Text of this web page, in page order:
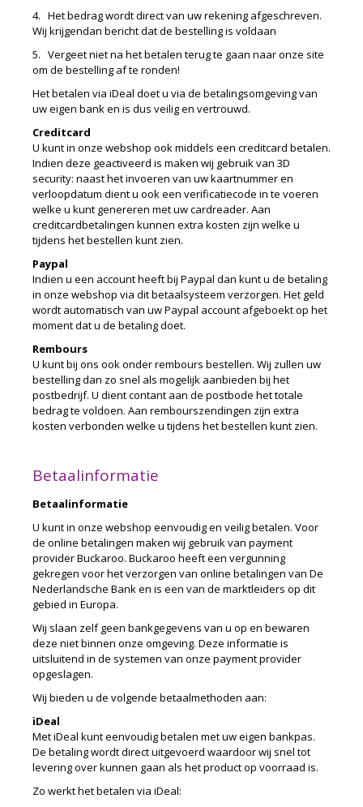
4. Het bedrag wordt direct van uw rekening afgeschreven.
Wij krijgendan bericht dat de bestelling is voldaan
5. Vergeet niet na het betalen terug te gaan naar onze site
om de bestelling af te ronden!
Het betalen via iDeal doet u via de betalingsomgeving van
uw eigen bank en is dus veilig en vertrouwd.
Creditcard
U kunt in onze webshop ook middels een creditcard betalen.
Indien deze geactiveerd is maken wij gebruik van 3D
security: naast het invoeren van uw kaartnummer en
verloopdatum dient u ook een verificatiecode in te voeren
welke u kunt genereren met uw cardreader. Aan
creditcardbetalingen kunnen extra kosten zijn welke u
tijdens het bestellen kunt zien.
Paypal
Indien u een account heeft bij Paypal dan kunt u de betaling
in onze webshop via dit betaalsysteem verzorgen. Het geld
wordt automatisch van uw Paypal account afgeboekt op het
moment dat u de betaling doet.
Rembours
U kunt bij ons ook onder rembours bestellen. Wij zullen uw
bestelling dan zo snel als mogelijk aanbieden bij het
postbedrijf. U dient contant aan de postbode het totale
bedrag te voldoen. Aan rembourszendingen zijn extra
kosten verbonden welke u tijdens het bestellen kunt zien.
Betaalinformatie
Betaalinformatie
U kunt in onze webshop eenvoudig en veilig betalen. Voor
de online betalingen maken wij gebruik van payment
provider Buckaroo. Buckaroo heeft een vergunning
gekregen voor het verzorgen van online betalingen van De
Nederlandsche Bank en is een van de marktleiders op dit
gebied in Europa.
Wij slaan zelf geen bankgegevens van u op en bewaren
deze niet binnen onze omgeving. Deze informatie is
uitsluitend in de systemen van onze payment provider
opgeslagen.
Wij bieden u de volgende betaalmethoden aan:
iDeal
Met iDeal kunt eenvoudig betalen met uw eigen bankpas.
De betaling wordt direct uitgevoerd waardoor wij snel tot
levering over kunnen gaan als het product op voorraad is.
Zo werkt het betalen via iDeal: